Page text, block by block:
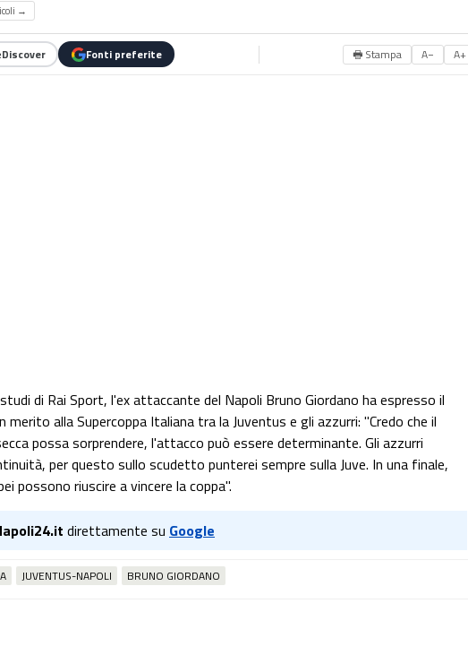
→
Discover Fonti preferite 🖶 Stampa A− A+
di Rai Sport, l'ex attaccante del Napoli Bruno Giordano ha espresso il
merito alla Supercoppa Italiana tra la Juventus e gli azzurri: "Credo che il
possa sorprendere, l'attacco può essere determinante. Gli azzurri
per questo sullo scudetto punterei sempre sulla Juve. In una finale,
possono riuscire a vincere la coppa".
direttamente su Google
JUVENTUS-NAPOLI BRUNO GIORDANO